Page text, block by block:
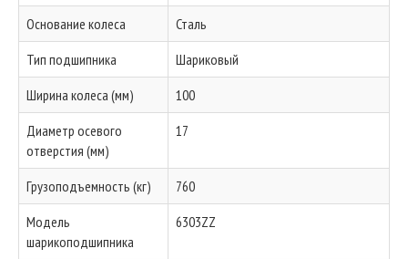
Основание колеса
Сталь
Тип подшипника
Шариковый
Ширина колеса (мм)
100
Диаметр осевого
отверстия (мм)
17
Грузоподъемность (кг)
760
Модель
шарикоподшипника
6303ZZ